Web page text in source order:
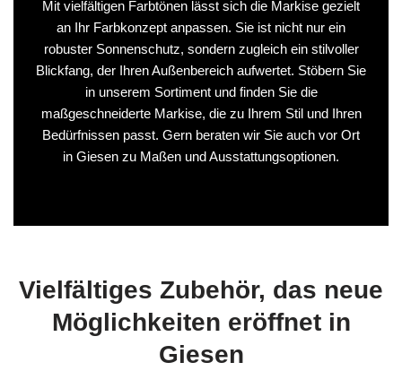
Mit vielfältigen Farbtönen lässt sich die Markise gezielt
an Ihr Farbkonzept anpassen. Sie ist nicht nur ein
robuster Sonnenschutz, sondern zugleich ein stilvoller
Blickfang, der Ihren Außenbereich aufwertet. Stöbern Sie
in unserem Sortiment und finden Sie die
maßgeschneiderte Markise, die zu Ihrem Stil und Ihren
Bedürfnissen passt. Gern beraten wir Sie auch vor Ort
in Giesen zu Maßen und Ausstattungsoptionen.
Vielfältiges Zubehör, das neue
Möglichkeiten eröffnet in
Giesen